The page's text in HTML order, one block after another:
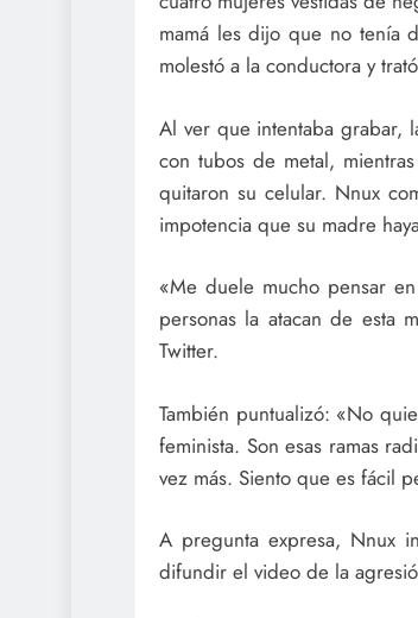
mamá les dijo que no tenía
molestó a la conductora y
Al ver que intentaba grabar,
con tubos de metal,
quitaron su celular. Nnux
impotencia que su madre
«Me duele mucho pensar
personas la atacan de esta
Twitter.
También puntualizó: «No
feminista. Son esas ramas
vez más. Siento que es fácil
A pregunta expresa, Nnux
difundir el video de la